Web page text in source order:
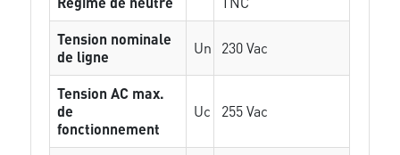
Tension nominale
de ligne
Un 230 Vac
Tension AC max.
de
fonctionnement
Uc 255 Vac